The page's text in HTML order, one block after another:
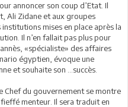
annoncer son coup d’Etat. Il
Ali Zidane et aux groupes
mises en place après la
Il n’en fallait pas plus pour
«spécialiste» des affaires
égyptien, évoque une
et souhaite son …succès.
Chef du gouvernement se montre
fieffé menteur. Il sera traduit en